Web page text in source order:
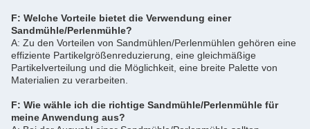
F: Welche Vorteile bietet die Verwendung einer
Sandmühle/Perlenmühle?
A: Zu den Vorteilen von Sandmühlen/Perlenmühlen gehören eine
effiziente Partikelgrößenreduzierung, eine gleichmäßige
Partikelverteilung und die Möglichkeit, eine breite Palette von
Materialien zu verarbeiten.
F: Wie wähle ich die richtige Sandmühle/Perlenmühle für
meine Anwendung aus?